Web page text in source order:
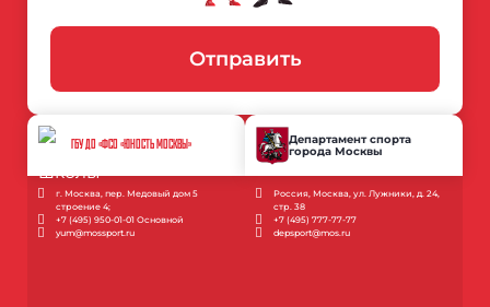
Отправить
ГБУ ДО «ФСО «ЮНОСТЬ МОСКВЫ»
г. Москва, пер. Медовый дом 5
строение 4;
+7 (495) 950-01-01 Основной
yum@mossport.ru
Департамент спорта
города Москвы
Россия, Москва, ул. Лужники, д. 24,
стр. 38
+7 (495) 777-77-77
depsport@mos.ru